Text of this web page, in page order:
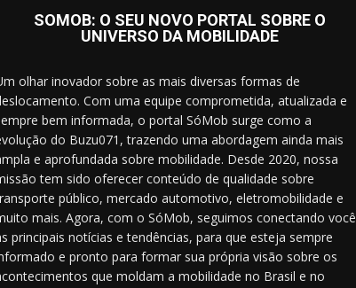
SOMOB: O SEU NOVO PORTAL SOBRE O
UNIVERSO DA MOBILIDADE
olhar inovador sobre as mais diversas formas de
Com uma equipe comprometida, atualizada e
bem informada, o portal SóMob surge como a
do Buzu071, trazendo uma abordagem ainda mais
e aprofundada sobre mobilidade. Desde 2020, nossa
tem sido oferecer conteúdo de qualidade sobre
público, mercado automotivo, eletromobilidade e
mais. Agora, com o SóMob, seguimos conectando você
principais notícias e tendências, para que esteja sempre
e pronto para formar sua própria visão sobre os
que moldam a mobilidade no Brasil e no